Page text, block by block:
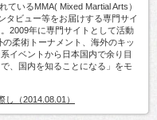
ているMMA( Mixed Martial Arts）
タビュー等をお届けする専門サイ
2009年に専門サイトとして活動
柔術トーナメント、海外のキッ
イベントから日本国内で余り目
、国内を知ることになる」をモ
（2014.08.01）